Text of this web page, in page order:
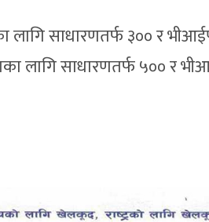
साधारणतर्फ ३०० र
लागि साधारणतर्फ ५०० र